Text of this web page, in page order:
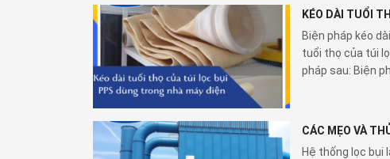
KÉO DÀI TUỔI
Biện pháp kéo
tuổi thọ của túi
pháp sau: Biện
CÁC MẸO VÀ
Hệ thống lọc bụi